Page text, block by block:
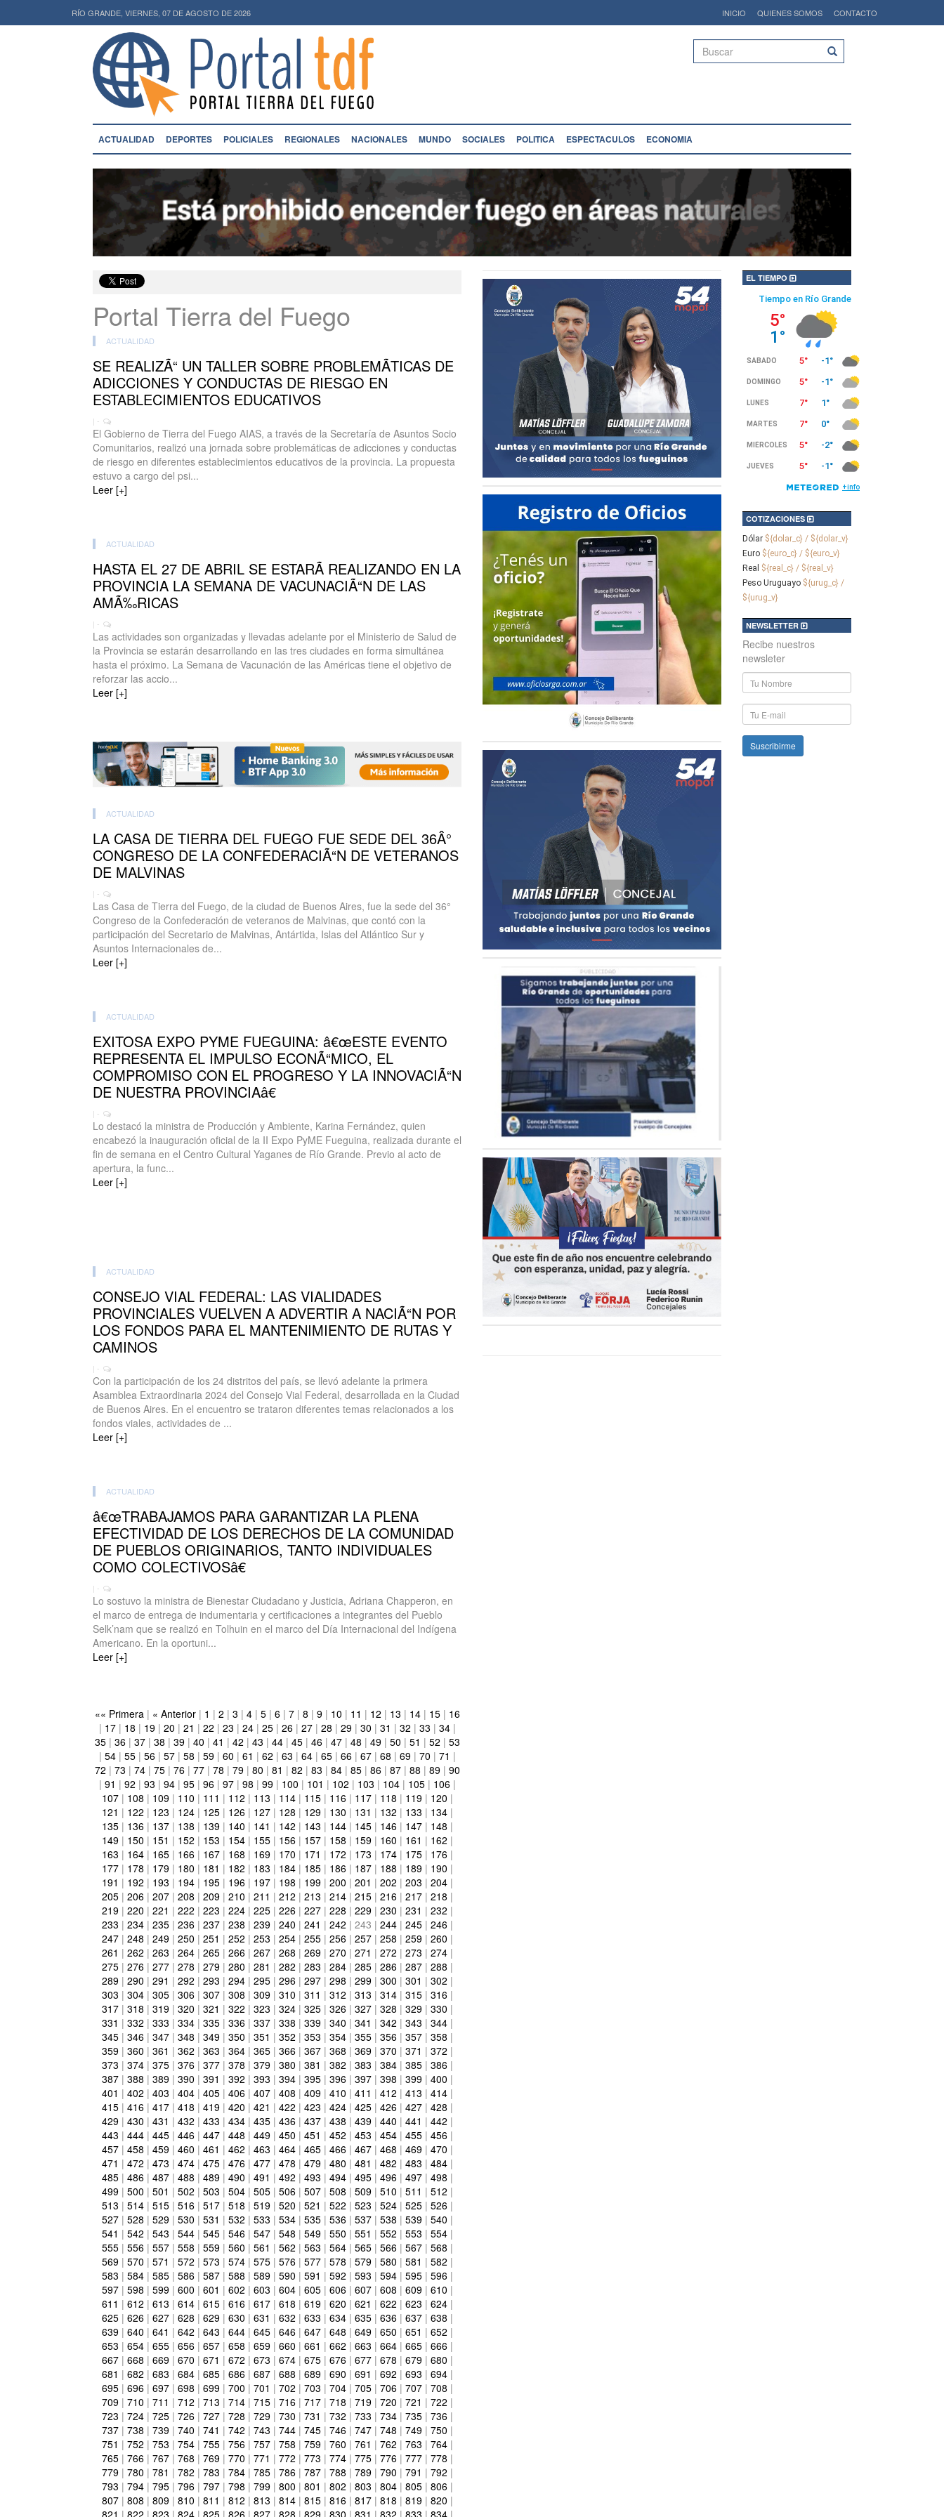
RÍO GRANDE, VIERNES, 07 DE AGOSTO DE 2026 INICIO QUIENES SOMOS CONTACTO
Buscar
ACTUALIDAD DEPORTES POLICIALES REGIONALES NACIONALES MUNDO SOCIALES POLITICA ESPECTACULOS ECONOMIA
Portal Tierra del Fuego
ACTUALIDAD
SE REALIZÃ“ UN TALLER SOBRE PROBLEMÃTICAS DE
ADICCIONES Y CONDUCTAS DE RIESGO EN
ESTABLECIMIENTOS EDUCATIVOS
| -
El Gobierno de Tierra del Fuego AIAS, a través de la Secretaría de Asuntos Socio
Comunitarios, realizó una jornada sobre problemáticas de adicciones y conductas
de riesgo en diferentes establecimientos educativos de la provincia. La propuesta
estuvo a cargo del psi...
Leer [+]
ACTUALIDAD
HASTA EL 27 DE ABRIL SE ESTARÃ REALIZANDO EN LA
PROVINCIA LA SEMANA DE VACUNACIÃ“N DE LAS
AMÃ‰RICAS
| -
Las actividades son organizadas y llevadas adelante por el Ministerio de Salud de
la Provincia se estarán desarrollando en las tres ciudades en forma simultánea
hasta el próximo. La Semana de Vacunación de las Américas tiene el objetivo de
reforzar las accio...
Leer [+]
ACTUALIDAD
LA CASA DE TIERRA DEL FUEGO FUE SEDE DEL 36Â°
CONGRESO DE LA CONFEDERACIÃ“N DE VETERANOS
DE MALVINAS
| -
Las Casa de Tierra del Fuego, de la ciudad de Buenos Aires, fue la sede del 36°
Congreso de la Confederación de veteranos de Malvinas, que contó con la
participación del Secretario de Malvinas, Antártida, Islas del Atlántico Sur y
Asuntos Internacionales de...
Leer [+]
ACTUALIDAD
EXITOSA EXPO PYME FUEGUINA: â€œESTE EVENTO
REPRESENTA EL IMPULSO ECONÃ“MICO, EL
COMPROMISO CON EL PROGRESO Y LA INNOVACIÃ“N
DE NUESTRA PROVINCIAâ€
| -
Lo destacó la ministra de Producción y Ambiente, Karina Fernández, quien
encabezó la inauguración oficial de la II Expo PyME Fueguina, realizada durante el
fin de semana en el Centro Cultural Yaganes de Río Grande. Previo al acto de
apertura, la func...
Leer [+]
ACTUALIDAD
CONSEJO VIAL FEDERAL: LAS VIALIDADES
PROVINCIALES VUELVEN A ADVERTIR A NACIÃ“N POR
LOS FONDOS PARA EL MANTENIMIENTO DE RUTAS Y
CAMINOS
| -
Con la participación de los 24 distritos del país, se llevó adelante la primera
Asamblea Extraordinaria 2024 del Consejo Vial Federal, desarrollada en la Ciudad
de Buenos Aires. En el encuentro se trataron diferentes temas relacionados a los
fondos viales, actividades de ...
Leer [+]
ACTUALIDAD
â€œTRABAJAMOS PARA GARANTIZAR LA PLENA
EFECTIVIDAD DE LOS DERECHOS DE LA COMUNIDAD
DE PUEBLOS ORIGINARIOS, TANTO INDIVIDUALES
COMO COLECTIVOSâ€
| -
Lo sostuvo la ministra de Bienestar Ciudadano y Justicia, Adriana Chapperon, en
el marco de entrega de indumentaria y certificaciones a integrantes del Pueblo
Selk’nam que se realizó en Tolhuin en el marco del Día Internacional del Indígena
Americano. En la oportuni...
Leer [+]
«« Primera | « Anterior| 1 | 2 | 3 | 4| 5| 6| 7| 8 | 9| 10 | 11 | 12 | 13 | 14| 15| 16
| 17| 18 | 19| 20 | 21 | 22 | 23 | 24| 25| 26| 27| 28 | 29| 30 | 31 | 32 | 33 | 34|
35| 36| 37| 38 | 39| 40 | 41 | 42 | 43 | 44| 45| 46| 47| 48 | 49| 50 | 51 | 52 | 53
| 54| 55| 56| 57| 58 | 59| 60 | 61 | 62 | 63 | 64| 65| 66| 67| 68 | 69| 70 | 71 |
72 | 73 | 74| 75| 76| 77| 78 | 79| 80 | 81 | 82 | 83 | 84| 85| 86| 87| 88 | 89| 90
| 91 | 92 | 93 | 94| 95| 96| 97| 98 | 99| 100 | 101 | 102 | 103 | 104| 105| 106|
107| 108 | 109| 110 | 111 | 112 | 113 | 114| 115| 116| 117| 118 | 119| 120 |
121 | 122 | 123 | 124| 125| 126| 127| 128 | 129| 130 | 131 | 132 | 133 | 134|
135| 136| 137| 138 | 139| 140 | 141 | 142 | 143 | 144| 145| 146| 147| 148 |
149| 150 | 151 | 152 | 153 | 154| 155| 156| 157| 158 | 159| 160 | 161 | 162 |
163 | 164| 165| 166| 167| 168 | 169| 170 | 171 | 172 | 173 | 174| 175| 176|
177| 178 | 179| 180 | 181 | 182 | 183 | 184| 185| 186| 187| 188 | 189| 190 |
191 | 192 | 193 | 194| 195| 196| 197| 198 | 199| 200 | 201 | 202 | 203 | 204|
205| 206| 207| 208 | 209| 210 | 211 | 212 | 213 | 214| 215| 216| 217| 218 |
219| 220 | 221 | 222 | 223 | 224| 225| 226| 227| 228 | 229| 230 | 231 | 232 |
233 | 234| 235| 236| 237| 238 | 239| 240 | 241 | 242 | 243 | 244| 245| 246|
247| 248 | 249| 250 | 251 | 252 | 253 | 254| 255| 256| 257| 258 | 259| 260 |
261 | 262 | 263 | 264| 265| 266| 267| 268 | 269| 270 | 271 | 272 | 273 | 274|
275| 276| 277| 278 | 279| 280 | 281 | 282 | 283 | 284| 285| 286| 287| 288 |
289| 290 | 291 | 292 | 293 | 294| 295| 296| 297| 298 | 299| 300 | 301 | 302 |
303 | 304| 305| 306| 307| 308 | 309| 310 | 311 | 312 | 313 | 314| 315| 316|
317| 318 | 319| 320 | 321 | 322 | 323 | 324| 325| 326| 327| 328 | 329| 330 |
331 | 332 | 333 | 334| 335| 336| 337| 338 | 339| 340 | 341 | 342 | 343 | 344|
345| 346| 347| 348 | 349| 350 | 351 | 352 | 353 | 354| 355| 356| 357| 358 |
359| 360 | 361 | 362 | 363 | 364| 365| 366| 367| 368 | 369| 370 | 371 | 372 |
373 | 374| 375| 376| 377| 378 | 379| 380 | 381 | 382 | 383 | 384| 385| 386|
387| 388 | 389| 390 | 391 | 392 | 393 | 394| 395| 396| 397| 398 | 399| 400 |
401 | 402 | 403 | 404| 405| 406| 407| 408 | 409| 410 | 411 | 412 | 413 | 414|
415| 416| 417| 418 | 419| 420 | 421 | 422 | 423 | 424| 425| 426| 427| 428 |
429| 430 | 431 | 432 | 433 | 434| 435| 436| 437| 438 | 439| 440 | 441 | 442 |
443 | 444| 445| 446| 447| 448 | 449| 450 | 451 | 452 | 453 | 454| 455| 456|
457| 458 | 459| 460 | 461 | 462 | 463 | 464| 465| 466| 467| 468 | 469| 470 |
471 | 472 | 473 | 474| 475| 476| 477| 478 | 479| 480 | 481 | 482 | 483 | 484|
485| 486| 487| 488 | 489| 490 | 491 | 492 | 493 | 494| 495| 496| 497| 498 |
499| 500 | 501 | 502 | 503 | 504| 505| 506| 507| 508 | 509| 510 | 511 | 512 |
513 | 514| 515| 516| 517| 518 | 519| 520 | 521 | 522 | 523 | 524| 525| 526|
527| 528 | 529| 530 | 531 | 532 | 533 | 534| 535| 536| 537| 538 | 539| 540 |
541 | 542 | 543 | 544| 545| 546| 547| 548 | 549| 550 | 551 | 552 | 553 | 554|
555| 556| 557| 558 | 559| 560 | 561 | 562 | 563 | 564| 565| 566| 567| 568 |
569| 570 | 571 | 572 | 573 | 574| 575| 576| 577| 578 | 579| 580 | 581 | 582 |
583 | 584| 585| 586| 587| 588 | 589| 590 | 591 | 592 | 593 | 594| 595| 596|
597| 598 | 599| 600 | 601 | 602 | 603 | 604| 605| 606| 607| 608 | 609| 610 |
611 | 612 | 613 | 614| 615| 616| 617| 618 | 619| 620 | 621 | 622 | 623 | 624|
625| 626| 627| 628 | 629| 630 | 631 | 632 | 633 | 634| 635| 636| 637| 638 |
639| 640 | 641 | 642 | 643 | 644| 645| 646| 647| 648 | 649| 650 | 651 | 652 |
653 | 654| 655| 656| 657| 658 | 659| 660 | 661 | 662 | 663 | 664| 665| 666|
667| 668 | 669| 670 | 671 | 672 | 673 | 674| 675| 676| 677| 678 | 679| 680 |
681 | 682 | 683 | 684| 685| 686| 687| 688 | 689| 690 | 691 | 692 | 693 | 694|
695| 696| 697| 698 | 699| 700 | 701 | 702 | 703 | 704| 705| 706| 707| 708 |
709| 710 | 711 | 712 | 713 | 714| 715| 716| 717| 718 | 719| 720 | 721 | 722 |
723 | 724| 725| 726| 727| 728 | 729| 730 | 731 | 732 | 733 | 734| 735| 736|
737| 738 | 739| 740 | 741 | 742 | 743 | 744| 745| 746| 747| 748 | 749| 750 |
751 | 752 | 753 | 754| 755| 756| 757| 758 | 759| 760 | 761 | 762 | 763 | 764|
765| 766| 767| 768 | 769| 770 | 771 | 772 | 773 | 774| 775| 776| 777| 778 |
779| 780 | 781 | 782 | 783 | 784| 785| 786| 787| 788 | 789| 790 | 791 | 792 |
793 | 794| 795| 796| 797| 798 | 799| 800 | 801 | 802 | 803 | 804| 805| 806|
807| 808 | 809| 810 | 811 | 812 | 813 | 814| 815| 816| 817| 818 | 819| 820 |
821 | 822 | 823 | 824| 825| 826| 827| 828 | 829| 830 | 831 | 832 | 833 | 834|
EL TIEMPO
COTIZACIONES
Dólar ${dolar_c} / ${dolar_v}
Euro ${euro_c} / ${euro_v}
Real ${real_c} / ${real_v}
Peso Uruguayo ${urug_c} /
${urug_v}
NEWSLETTER
Recibe nuestros
newsleter
Nombre
y
Apellido
E-
mail